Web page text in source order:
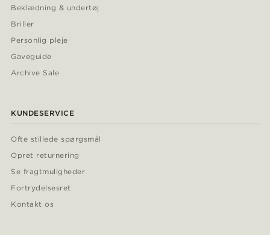
Beklædning & undertøj
Briller
Personlig pleje
Gaveguide
Archive Sale
KUNDESERVICE
Ofte stillede spørgsmål
Opret returnering
Se fragtmuligheder
Fortrydelsesret
Kontakt os